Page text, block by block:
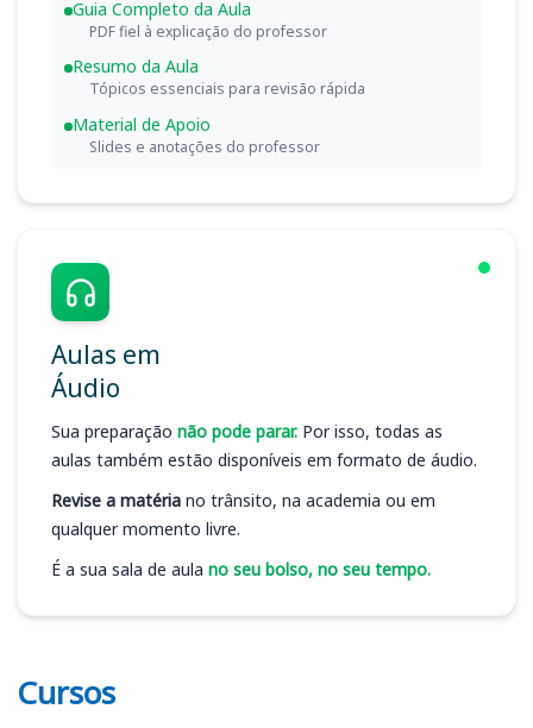
Guia Completo da Aula
PDF fiel à explicação do professor
Resumo da Aula
Tópicos essenciais para revisão rápida
Material de Apoio
Slides e anotações do professor
Aulas em
Áudio
Sua preparação não pode parar. Por isso, todas as
aulas também estão disponíveis em formato de áudio.
Revise a matéria no trânsito, na academia ou em
qualquer momento livre.
É a sua sala de aula no seu bolso, no seu tempo.
Cursos